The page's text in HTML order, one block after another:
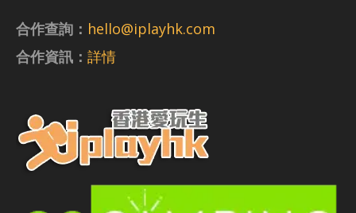
合作查詢： hello@iplayhk.com
合作資訊： 詳情